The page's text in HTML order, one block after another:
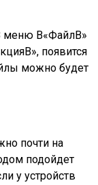
меню В«ФайлВ»
появится
можно будет
почти на
подойдет
у устройств